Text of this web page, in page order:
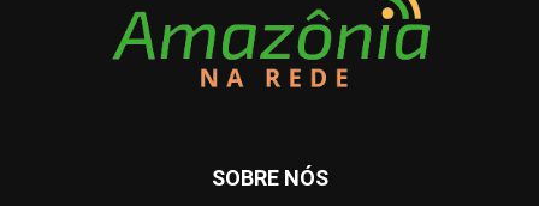
SOBRE NÓS